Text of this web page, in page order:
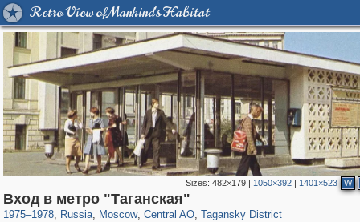
Retro View of Mankind's Habitat
Sizes:482×179 | 1050×392 | 1401×523 W
Вход в метро "Таганская"
1975–1978, Russia
1,406,756 29,243
, Moscow
319,864 8,286
, Central AO
160,011 5,916
, Tagansky District
10,740